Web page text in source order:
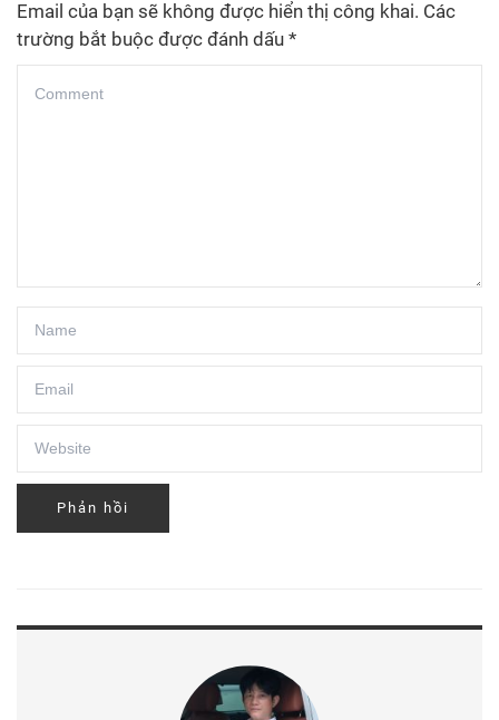
Email của bạn sẽ không được hiển thị công khai. Các
trường bắt buộc được đánh dấu *